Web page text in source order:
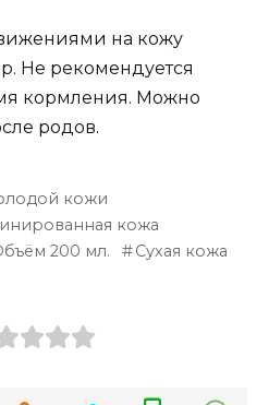
на кожу
Не рекомендуется
кормления. Можно
родов.
кожи
кожа
200 мл.
Сухая кожа